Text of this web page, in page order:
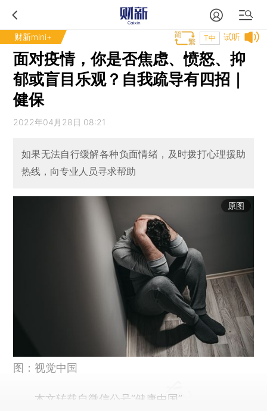
财新mini+ 试听
T中
面对疫情，你是否焦虑、愤怒、抑
郁或盲目乐观？自我疏导有四招｜
健保
2022年04月28日 08:21
如果无法自行缓解各种负面情绪，及时拨打心理援助
热线，向专业人员寻求帮助
原图
图：视觉中国
本文转载自微信公号“健康中国”